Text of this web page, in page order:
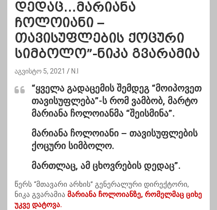
დედაც…მარიანა
ჩოლოიანი –
თავისუფლების ქოცური
სიმბოლო”-ნიკა გვარამია
აგვისტო 5, 2021 N.I
“ყველა გადაცემის შემდეგ “მოიპოვეთ
თავისუფლება”-ს რომ ვამბობ, მარტო
მარიანა ჩოლოიანმა “შეისმინა”.
მარიანა ჩოლოიანი – თავისუფლების
ქოცური სიმბოლო.
მართლაც, ამ ცხოვრების დედაც”.
წერს “მთავარი არხის” გენერალური დირექტორი,
ნიკა გვარამია მარიანა ჩოლოიანზე, რომელმაც ციხე
უკვე დატოვა.